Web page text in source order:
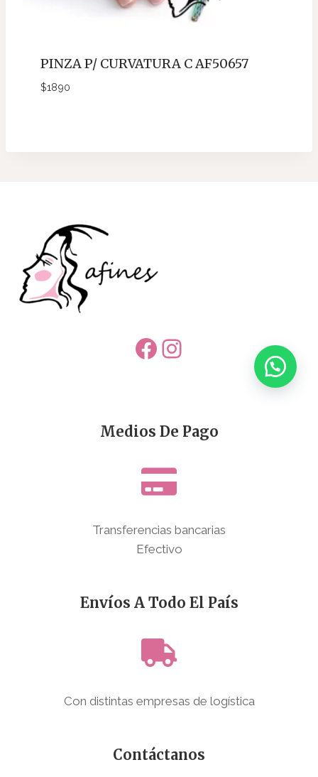
PINZA P/ CURVATURA C AF50657
$1890
Facebook
Instagram
Medios De Pago
Transferencias bancarias
Efectivo
Envíos A Todo El País
Con distintas empresas de logística
Contáctanos